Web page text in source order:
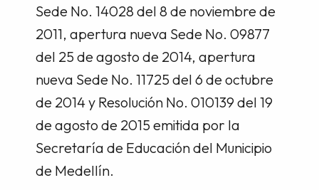
Sede No. 14028 del 8 de noviembre de
2011, apertura nueva Sede No. 09877
del 25 de agosto de 2014, apertura
nueva Sede No. 11725 del 6 de octubre
de 2014 y Resolución No. 010139 del 19
de agosto de 2015 emitida por la
Secretaría de Educación del Municipio
de Medellín.